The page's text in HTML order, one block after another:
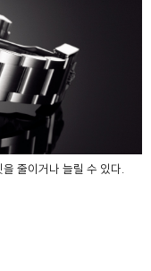
줄이거나 늘릴 수 있다.